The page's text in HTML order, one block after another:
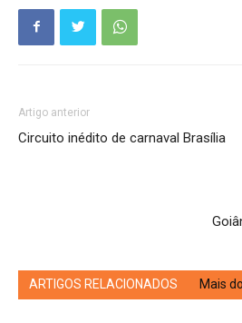
Artigo anterior
Circuito inédito de carnaval Brasília
ARTIGOS RELACIONADOS Mais